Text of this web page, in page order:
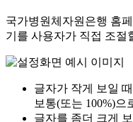
국가병원체자원은행 홈
기를 사용자가 직접 조절
글자가 작게 보일
보통(또는 100%)으
글자를 좀더 크게